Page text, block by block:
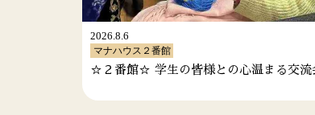
皆様との心温まる交流会💃 「お墓参り🚗」